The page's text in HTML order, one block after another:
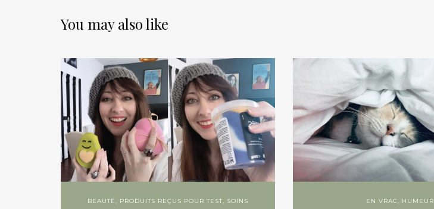
You may also like
BEAUTÉ, PRODUITS REÇUS POUR TEST, SOINS EN VRAC, HUMEUR